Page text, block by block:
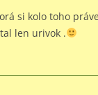
si kolo toho
len urivok .